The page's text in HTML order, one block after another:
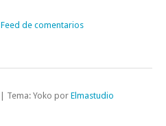
Feed de comentarios
Tema: Yoko por Elmastudio